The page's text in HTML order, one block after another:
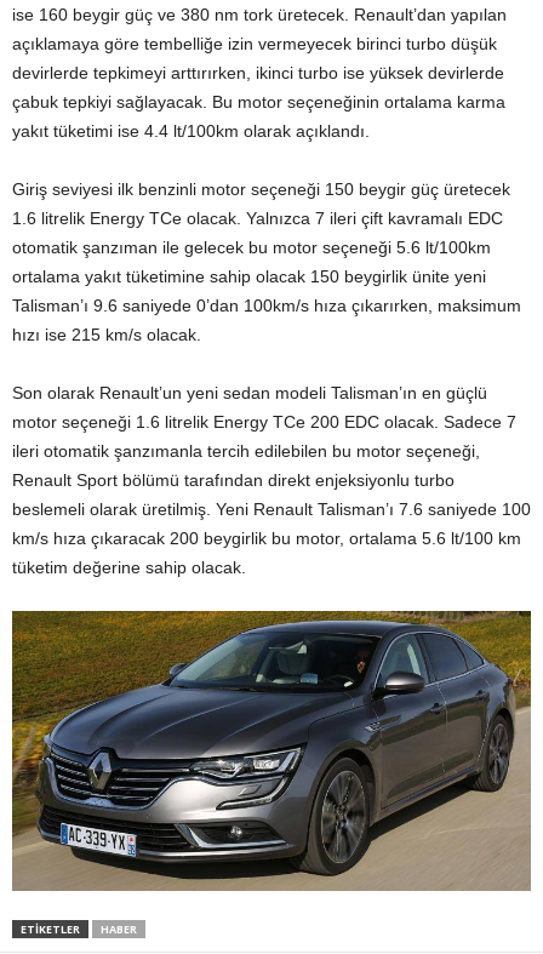
ise 160 beygir güç ve 380 nm tork üretecek. Renault’dan yapılan
açıklamaya göre tembelliğe izin vermeyecek birinci turbo düşük
devirlerde tepkimeyi arttırırken, ikinci turbo ise yüksek devirlerde
çabuk tepkiyi sağlayacak. Bu motor seçeneğinin ortalama karma
yakıt tüketimi ise 4.4 lt/100km olarak açıklandı.
Giriş seviyesi ilk benzinli motor seçeneği 150 beygir güç üretecek
1.6 litrelik Energy TCe olacak. Yalnızca 7 ileri çift kavramalı EDC
otomatik şanzıman ile gelecek bu motor seçeneği 5.6 lt/100km
ortalama yakıt tüketimine sahip olacak 150 beygirlik ünite yeni
Talisman’ı 9.6 saniyede 0’dan 100km/s hıza çıkarırken, maksimum
hızı ise 215 km/s olacak.
Son olarak Renault’un yeni sedan modeli Talisman’ın en güçlü
motor seçeneği 1.6 litrelik Energy TCe 200 EDC olacak. Sadece 7
ileri otomatik şanzımanla tercih edilebilen bu motor seçeneği,
Renault Sport bölümü tarafından direkt enjeksiyonlu turbo
beslemeli olarak üretilmiş. Yeni Renault Talisman’ı 7.6 saniyede 100
km/s hıza çıkaracak 200 beygirlik bu motor, ortalama 5.6 lt/100 km
tüketim değerine sahip olacak.
ETIKETLER HABER